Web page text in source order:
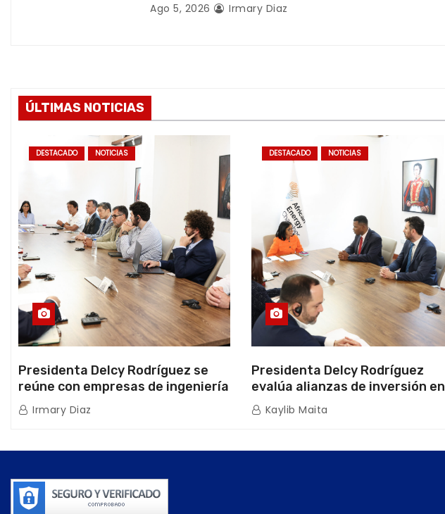
s
Ago 5, 2026 Irmary Diaz
ÚLTIMAS NOTICIAS
DESTACADO NOTICIAS
Presidenta Delcy Rodríguez se
reúne con empresas de ingeniería
sísmica Miyamoto International y
TFI Solutions
Irmary Diaz
DESTACADO NOTICIAS
Presidenta Delcy Rodríguez
evalúa alianzas de inversión en
hidrocarburos con Cámara
Africana de Energía
Kaylib Maita